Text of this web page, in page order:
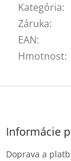
Kategória:
Záruka:
EAN:
Hmotnost:
Z
Informácie
Doprava a